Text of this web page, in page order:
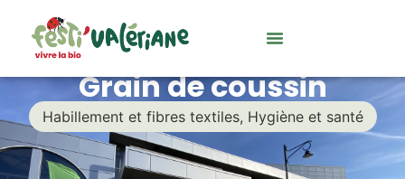
Grain de coussin
Habillement et fibres textiles, Hygiène et santé